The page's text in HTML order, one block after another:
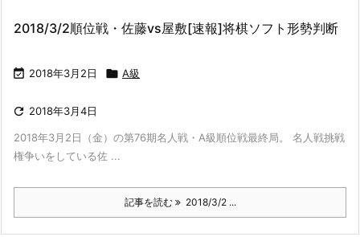
2018/3/2順位戦・佐藤vs屋敷[速報]将棋ソフト形勢判断
 2018年3月2日  A級
 2018年3月4日
2018年3月2日（金）の第76期名人戦・A級順位戦最終局。 名人戦挑戦
権争いをしている佐 ...
記事を読む 2018/3/2 ...